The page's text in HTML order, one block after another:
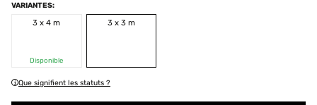
VARIANTES:
3 x 4 m
Disponible
3 x 3 m
Que signifient les statuts ?